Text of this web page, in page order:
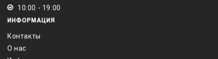
10:00 - 19:00
ИНФОРМАЦИЯ
Контакты
О нас